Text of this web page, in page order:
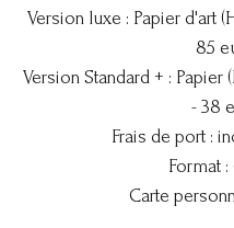
Version luxe : Papier d'art
85
Version Standard + : Papier
- 38
Frais de port :
Format :
Carte